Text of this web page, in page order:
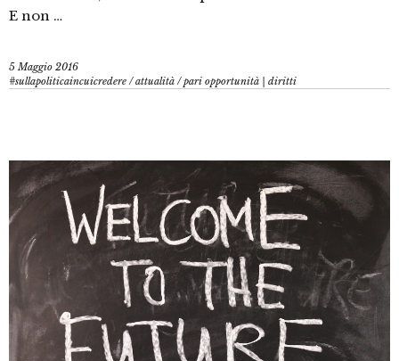
E non …
5 Maggio 2016
#sullapoliticaincuicredere /attualità /pari opportunità | diritti